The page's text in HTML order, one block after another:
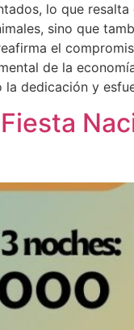
lo que
sino que
el
de la
dedicación y